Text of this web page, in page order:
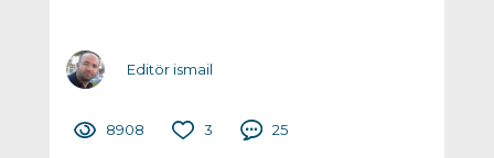
Editör ismail
8908 3 25